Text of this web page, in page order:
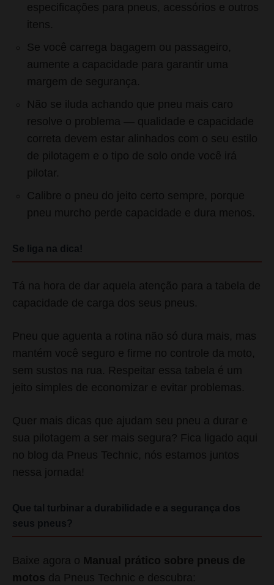
especificações para pneus, acessórios e outros
itens.
Se você carrega bagagem ou passageiro,
aumente a capacidade para garantir uma
margem de segurança.
Não se iluda achando que pneu mais caro
resolve o problema — qualidade e capacidade
correta devem estar alinhados com o seu estilo
de pilotagem e o tipo de solo onde você irá
pilotar.
Calibre o pneu do jeito certo sempre, porque
pneu murcho perde capacidade e dura menos.
Se liga na dica!
Tá na hora de dar aquela atenção para a tabela de
capacidade de carga dos seus pneus.
Pneu que aguenta a rotina não só dura mais, mas
mantém você seguro e firme no controle da moto,
sem sustos na rua. Respeitar essa tabela é um
jeito simples de economizar e evitar problemas.
Quer mais dicas que ajudam seu pneu a durar e
sua pilotagem a ser mais segura? Fica ligado aqui
no blog da Pneus Technic, nós estamos juntos
nessa jornada!
Que tal turbinar a durabilidade e a segurança dos
seus pneus?
Baixe agora o Manual prático sobre pneus de
motos da Pneus Technic e descubra: